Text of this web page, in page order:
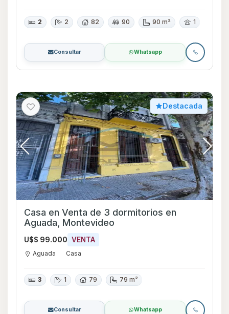
2 2 82 90 90 m² 1
Consultar Whatsapp
Destacada
Casa en Venta de 3 dormitorios en
Aguada, Montevideo
U$S 99.000 VENTA
Aguada Casa
3 1 79 79 m²
Consultar Whatsapp